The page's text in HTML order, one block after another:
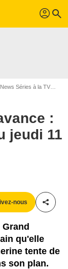
profil search
News Séries à la TV
:
jeudi 11
nous
qu'elle
tente de
son plan.